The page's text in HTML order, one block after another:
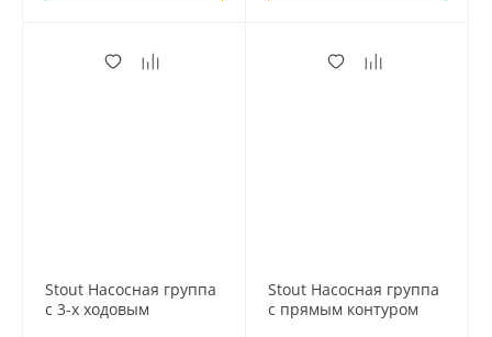
Stout Насосная группа
с 3-х ходовым
Stout Насосная группа
с прямым контуром